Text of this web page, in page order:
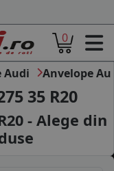
0
Audi Anvelope
35 R20
- Alege din